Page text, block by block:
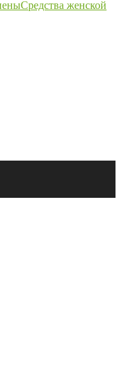
Средства женской